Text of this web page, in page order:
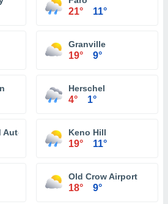
21° 11°
Granville
19° 9°
Herschel
4° 1°
Weather Reporting System
Keno Hill
19° 11°
Old Crow Airport
18° 9°